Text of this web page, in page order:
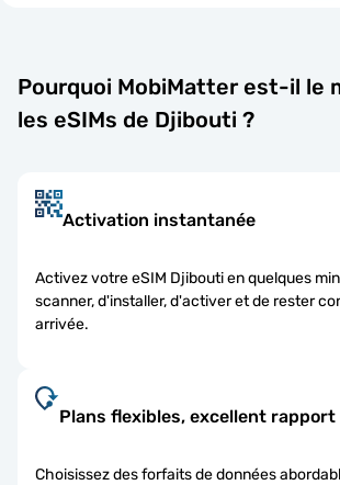
Pourquoi MobiMatter est-il le
les eSIMs de Djibouti ?
Activation instantanée
Activez votre eSIM Djibouti en quelques
scanner, d'installer, d'activer et de rester
arrivée.
Plans flexibles, excellent
Choisissez des forfaits de données